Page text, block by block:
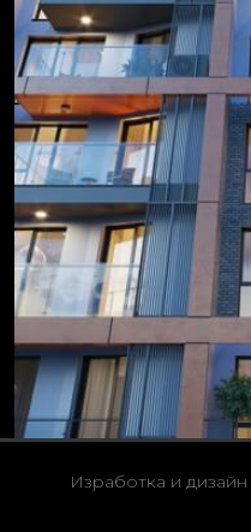
Изработка и дизайн